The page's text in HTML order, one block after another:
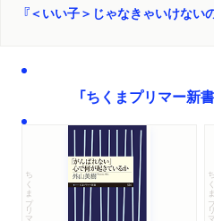
『＜いい子＞じゃなきゃいけない
「ちくまプリマー新
ちくまプリマー新書 ちくまプリマー新書